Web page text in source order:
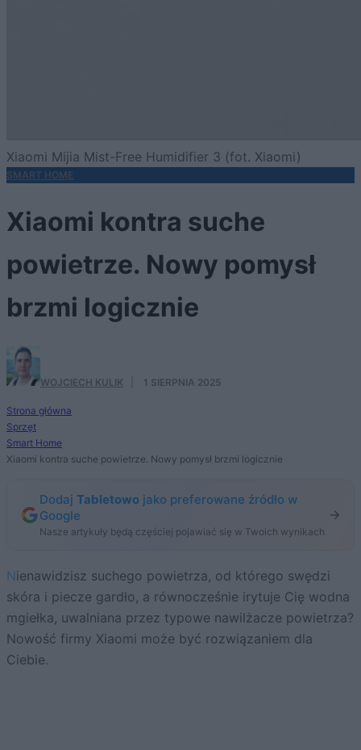
Xiaomi Mijia Mist-Free Humidifier 3 (fot. Xiaomi)
SMART HOME
Xiaomi kontra suche
powietrze. Nowy pomysł
brzmi logicznie
WOJCIECH KULIK 1 SIERPNIA 2025
Strona główna
Sprzęt
Smart Home
Xiaomi kontra suche powietrze. Nowy pomysł brzmi logicznie
Dodaj Tabletowo jako preferowane źródło w
Google
Nasze artykuły będą częściej pojawiać się w Twoich wynikach
Nienawidzisz suchego powietrza, od którego swędzi
skóra i piecze gardło, a równocześnie irytuje Cię wodna
mgiełka, uwalniana przez typowe nawilżacze powietrza?
Nowość firmy Xiaomi może być rozwiązaniem dla
Ciebie.